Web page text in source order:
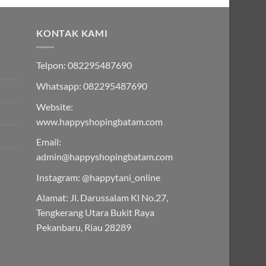
KONTAK KAMI
Telpon: 082295487690
Whatsapp: 082295487690
Website:
www.happyshopingbatam.com
Email:
admin@happyshopingbatam.com
Instagram: @happytani_online
Alamat: Jl. Darussalam Kl No.27,
Tengkerang Utara Bukit Raya
Pekanbaru, Riau 28289